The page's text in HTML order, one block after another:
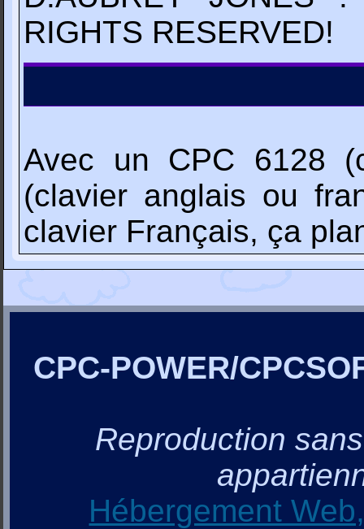
RIGHTS RESERVED!
Avec un CPC 6128
(clavier anglais ou
clavier Français, ça
CPC-POWER/
Reproduction
Hébergement